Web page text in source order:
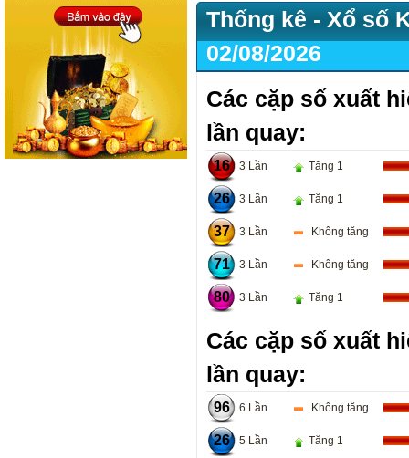
Thống kê - Xổ số
02/08/2026
Các cặp số xuất
lần quay:
16 3 Lần Tăng 1
26 3 Lần Tăng 1
37 3 Lần Không tăng
71 3 Lần Không tăng
80 3 Lần Tăng 1
Các cặp số xuất
lần quay:
96 6 Lần Không tăng
26 5 Lần Tăng 1